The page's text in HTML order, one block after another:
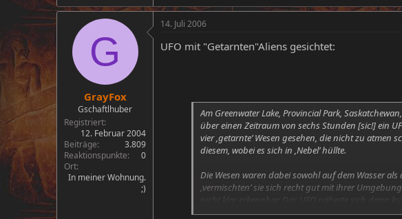
G
GrayFox
Gschaftlhuber
Registriert
12. Februar 2004
Beiträge
3.809
Reaktionspunkte
0
Ort
In meiner Wohnung.
;)
14. Juli 2006
UFO mit "Getarnten"Aliens gesichtet:
Am Greenwater Lake, Provincial Park,
über einen Zeitraum von sechs Stunden [sic!] ein
vier ‚getarnte’ Wesen gesehen, die nicht zu atmen
diesem, wobei es sich in ‚Nebel’ hüllte.
Die Wesen waren dabei sowohl auf dem Wasser
‚vermischten’ sie sich recht gut mit ihrer
nicht klar erkennbar. Das UFO näherte sich dann
angeordnet hatte. Der Fall wird zur Zeit Barb